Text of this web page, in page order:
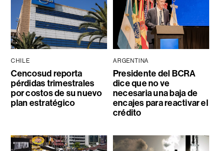
CHILE
Cencosud reporta
pérdidas trimestrales
por costos de su nuevo
plan estratégico
ARGENTINA
Presidente del BCRA
dice que no ve
necesaria una baja de
encajes para reactivar el
crédito